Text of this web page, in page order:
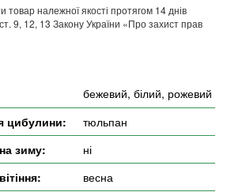
належної якості протягом 14 днів
9, 12, 13 Закону України «Про захист прав
бежевий, білий, рожевий
цибулини:
тюльпан
зиму:
ні
весна